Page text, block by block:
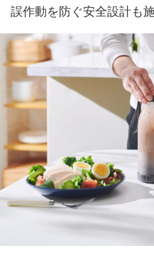
誤作動を防ぐ安全設計も